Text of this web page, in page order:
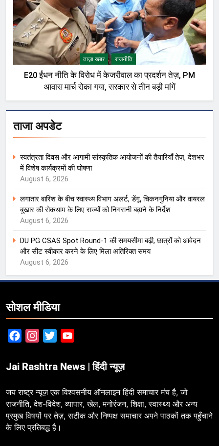
ताज़ा ख़बर राजनीति
E20 ईंधन नीति के विरोध में केजरीवाल का प्रदर्शन तेज़, PM
आवास मार्च रोका गया, सरकार से तीन बड़ी मांगें
ताजा अपडेट
स्वतंत्रता दिवस और आगामी सांस्कृतिक आयोजनों की तैयारियाँ तेज़, देशभर
में विशेष कार्यक्रमों की घोषणा
August 6, 2026
लगातार बारिश के बीच स्वास्थ्य विभाग अलर्ट, डेंगू, चिकनगुनिया और वायरल
बुखार की रोकथाम के लिए राज्यों को निगरानी बढ़ाने के निर्देश
August 6, 2026
DU PG CSAS Spot Round-1 की समयसीमा बढ़ी, छात्रों को आवेदन
और सीट स्वीकार करने के लिए मिला अतिरिक्त समय
August 6, 2026
सोशल मीडिया
FacebookInstagram
Twitter
Jai Rashtra News | हिंदी न्यूज़
जय राष्ट्र न्यूज़ एक विश्वसनीय ऑनलाइन हिंदी समाचार मंच है, जो
राजनीति, देश-विदेश, व्यापार, खेल, मनोरंजन, शिक्षा, स्वास्थ्य और अन्य
प्रमुख विषयों पर तेज़, सटीक और निष्पक्ष समाचार अपने पाठकों तक पहुँचाने
के लिए प्रतिबद्ध है।